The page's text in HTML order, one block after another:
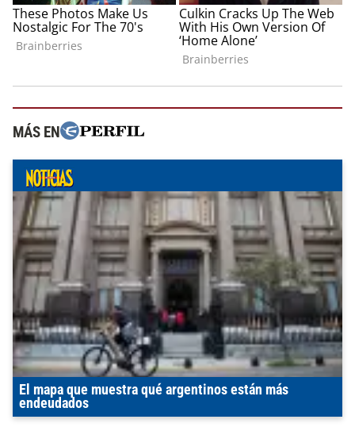
MÁS EN
El mapa que muestra qué argentinos están más
endeudados